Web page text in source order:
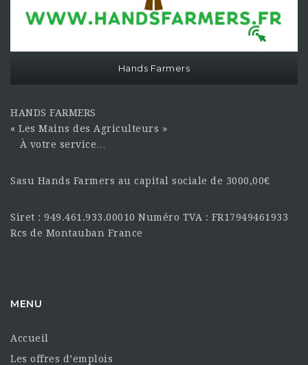
Hands Farmers
HANDS FARMERS
« Les Mains des Agriculteurs »
À votre service…
Sasu Hands Farmers au capital sociale de 3000,00€
Siret : 949.461.933.00010 Numéro TVA : FR17949461933
Rcs de Montauban France
MENU
Accueil
Les offres d’emplois